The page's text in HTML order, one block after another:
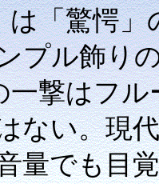
は「驚愕」
プル飾り
一撃はフ
ない。現
量でも目